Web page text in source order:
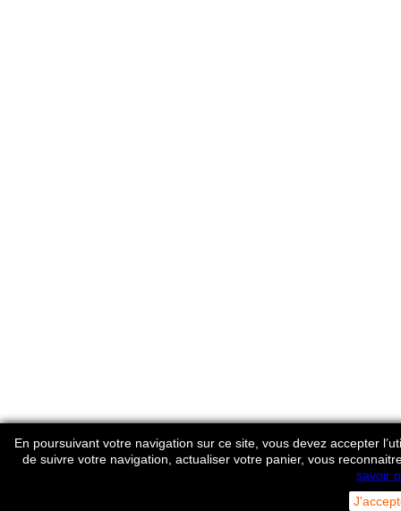
En poursuivant votre navigation sur ce site, vous devez accepter
de suivre votre navigation, actualiser votre panier, vous
savoir